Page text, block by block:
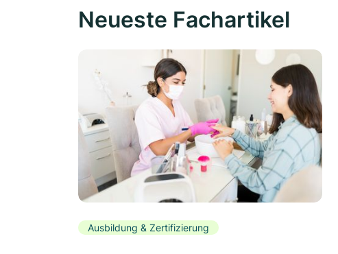
Neueste Fachartikel
Ausbildung & Zertifizierung